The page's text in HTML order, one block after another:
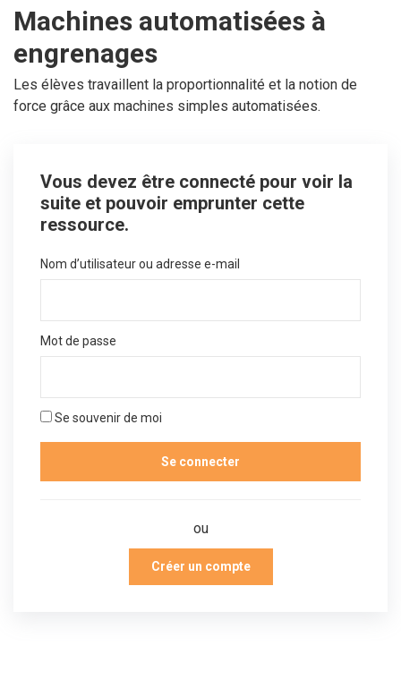
Machines automatisées à
engrenages
Les élèves travaillent la proportionnalité et la notion de
force grâce aux machines simples automatisées.
Vous devez être connecté pour voir la
suite et pouvoir emprunter cette
ressource.
Nom d’utilisateur ou adresse e-mail
Mot de passe
Se souvenir de moi
ou
Créer un compte